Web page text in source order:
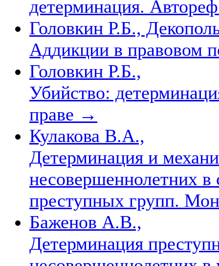
детерминация.
Головкин Р.Б.,
Аддикции в правовом
Головкин Р.Б.,
Убийство:
праве →
Кулакова В.А.,
Детерминация и
несовершеннолетних в
преступных групп.
Баженов А.В.,
Детерминация